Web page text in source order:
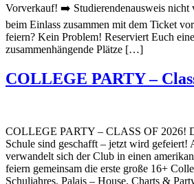
Vorverkauf! ➡️ Studierendenausweis nicht
beim Einlass zusammen mit dem Ticket
feiern? Kein Problem! Reserviert Euch
zusammenhängende Plätze […]
COLLEGE PARTY –
COLLEGE PARTY – CLASS OF 2026!
Schule sind geschafft – jetzt wird gefeiert!
verwandelt sich der Club in einen
feiern gemeinsam die erste große 16+
Schuljahres. Palais – House, Charts &